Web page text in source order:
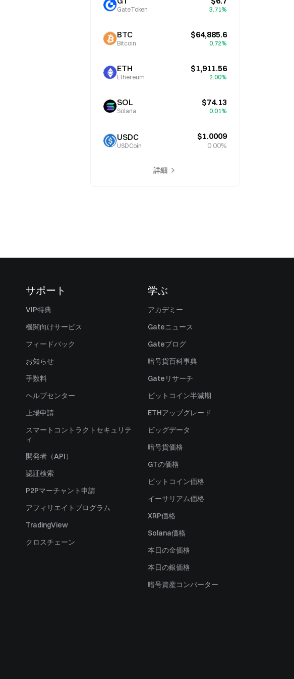
GateToken 3.71%
BTC
Bitcoin
$64,885.6
0.72%
ETH
Ethereum
$1,911.56
2.00%
SOL
Solana
$74.13
0.01%
USDC
USDCoin
$1.0009
0.00%
詳細
サポート
VIP特典
機関向けサービス
フィードバック
お知らせ
手数料
ヘルプセンター
上場申請
スマートコントラクトセキュリテ
ィ
開発者（API）
認証検索
P2Pマーチャント申請
アフィリエイトプログラム
TradingView
クロスチェーン
学ぶ
アカデミー
Gateニュース
Gateブログ
暗号貨百科事典
Gateリサーチ
ビットコイン半減期
ETHアップグレード
ビッグデータ
暗号貨価格
GTの価格
ビットコイン価格
イーサリアム価格
XRP価格
Solana価格
本日の金価格
本日の銀価格
暗号資産コンバーター